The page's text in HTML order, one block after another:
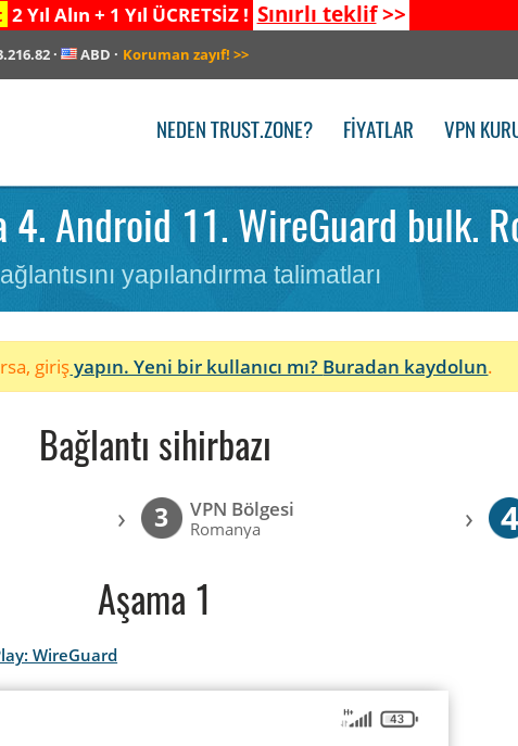
2 Yıl Alın + 1 Yıl ÜCRETSİZ ! Sınırlı teklif>>
· ABD · Koruman zayıf! >>
NEDEN TRUST.ZONE? FIYATLAR VPN
4. Android 11. WireGuard bulk.
yapılandırma talimatları
girişyapın. Yeni bir kullanıcı mı? Buradan kaydolun.
Bağlantı sihirbazı
› 3 VPN Bölgesi
Romanya › 4
Aşama 1
WireGuard